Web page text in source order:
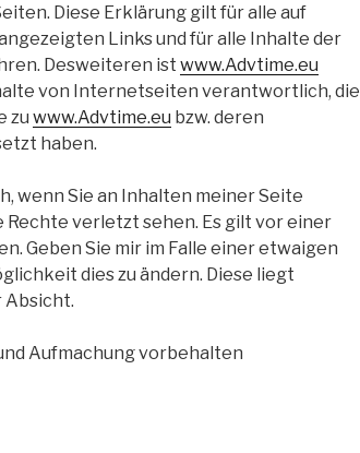
Diese Erklärung gilt für alle auf
Links und für alle Inhalte der
Desweiteren ist www.Advtime.eu
von Internetseiten verantwortlich, die
zu www.Advtime.eu bzw. deren
haben.
wenn Sie an Inhalten meiner Seite
Rechte verletzt sehen. Es gilt vor einer
Geben Sie mir im Falle einer etwaigen
dies zu ändern. Diese liegt
Absicht.
Aufmachung vorbehalten